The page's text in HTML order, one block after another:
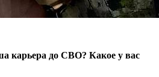
карьера до СВО? Какое у вас